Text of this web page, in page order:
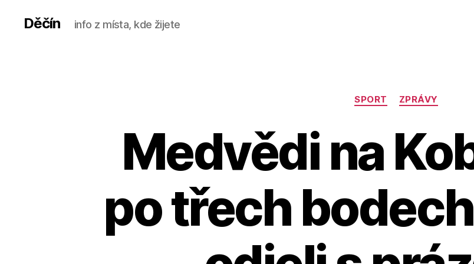
Děčín info z místa, kde žijete
Rubriky
SPORT ZPRÁVY
Medvědi na
po třech
u